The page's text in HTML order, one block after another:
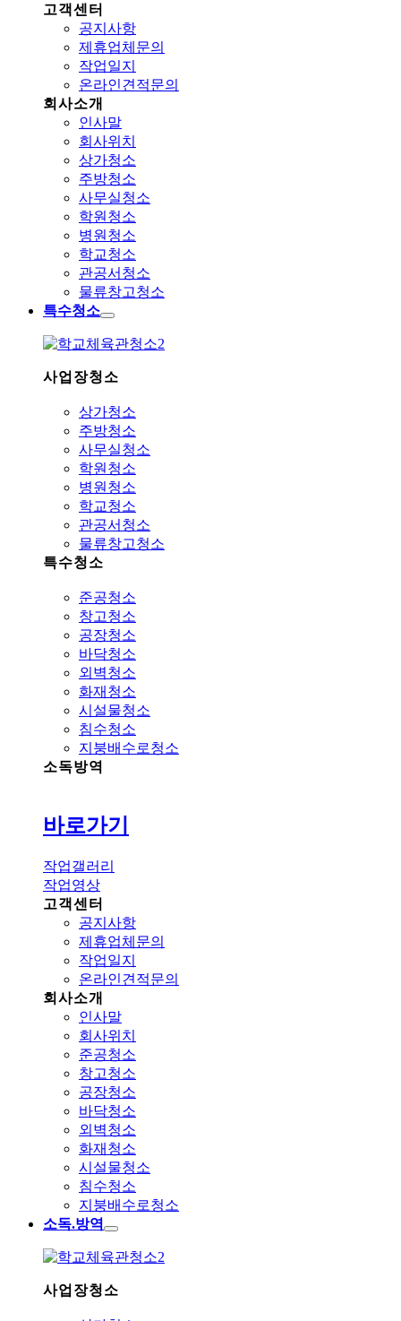
고객센터
공지사항
제휴업체문의
작업일지
온라인견적문의
회사소개
인사말
회사위치
상가청소
주방청소
사무실청소
학원청소
병원청소
학교청소
관공서청소
물류창고청소
특수청소
사업장청소
상가청소
주방청소
사무실청소
학원청소
병원청소
학교청소
관공서청소
물류창고청소
특수청소
준공청소
창고청소
공장청소
바닥청소
외벽청소
화재청소
시설물청소
침수청소
지붕배수로청소
소독방역
바로가기
작업갤러리
작업영상
고객센터
공지사항
제휴업체문의
작업일지
온라인견적문의
회사소개
인사말
회사위치
준공청소
창고청소
공장청소
바닥청소
외벽청소
화재청소
시설물청소
침수청소
지붕배수로청소
소독.방역
사업장청소